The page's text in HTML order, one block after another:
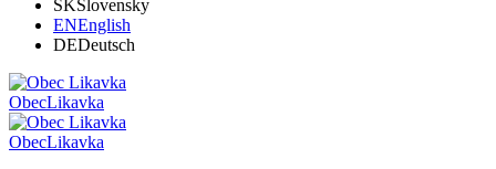
SKSlovensky
ENEnglish
DEDeutsch
ObecLikavka
ObecLikavka